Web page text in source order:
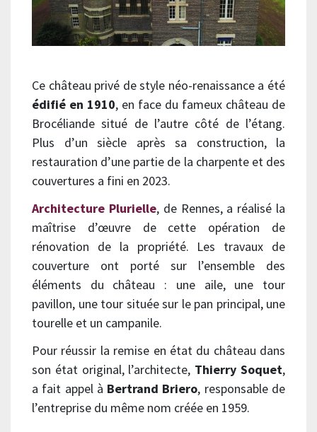
Ce château privé de style néo-renaissance a été
édifié en 1910, en face du fameux château de
Brocéliande situé de l’autre côté de l’étang.
Plus d’un siècle après sa construction, la
restauration d’une partie de la charpente et des
couvertures a fini en 2023.
Architecture Plurielle, de Rennes, a réalisé la
maîtrise d’œuvre de cette opération de
rénovation de la propriété. Les travaux de
couverture ont porté sur l’ensemble des
éléments du château : une aile, une tour
pavillon, une tour située sur le pan principal, une
tourelle et un campanile.
Pour réussir la remise en état du château dans
son état original, l’architecte, Thierry Soquet,
a fait appel à Bertrand Briero, responsable de
l’entreprise du même nom créée en 1959.